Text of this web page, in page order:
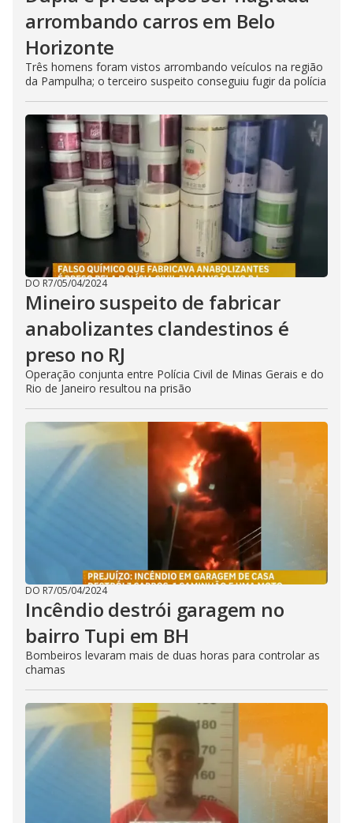
arrombando carros em Belo
Horizonte
Três homens foram vistos arrombando veículos na região
da Pampulha; o terceiro suspeito conseguiu fugir da polícia
DO R7/05/04/2024
Mineiro suspeito de fabricar
anabolizantes clandestinos é
preso no RJ
Operação conjunta entre Polícia Civil de Minas Gerais e do
Rio de Janeiro resultou na prisão
DO R7/05/04/2024
Incêndio destrói garagem no
bairro Tupi em BH
Bombeiros levaram mais de duas horas para controlar as
chamas